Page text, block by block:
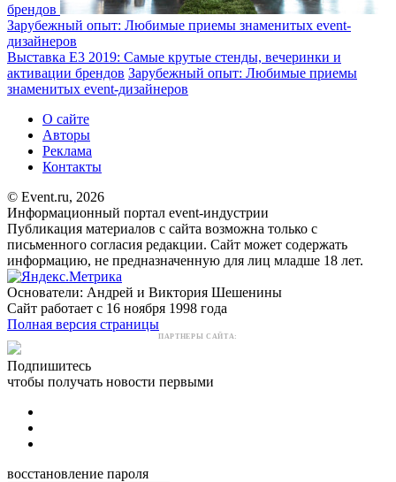
брендов
Зарубежный опыт: Любимые приемы знаменитых event-
дизайнеров
Выставка E3 2019: Самые крутые стенды, вечеринки и
активации брендов Зарубежный опыт: Любимые приемы
знаменитых event-дизайнеров
О сайте
Авторы
Реклама
Контакты
© Event.ru, 2026
Информационный портал event-индустрии
Публикация материалов с сайта возможна только с
письменного согласия редакции. Сайт может содержать
информацию, не предназначенную для лиц младше 18 лет.
Основатели: Андрей и Виктория Шешенины
Сайт работает с 16 ноября 1998 года
Полная версия страницы
ПАРТНЕРЫ САЙТА:
Подпишитесь
чтобы получать новости первыми
восстановление пароля